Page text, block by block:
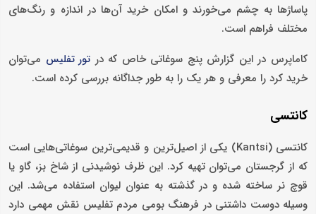
پاساژها به چشم می‌خورند و امکان خرید آن‌ها در اندازه و رنگ‌های
مختلف فراهم است.
کاماپرس در این گزارش پنج سوغاتی خاص که در تور تفلیس می‌توان
خرید کرد را معرفی و هر یک را به طور جداگانه بررسی ‌کرده است.
کانتسی
کانتسی (Kantsi) یکی از اصیل‌ترین و قدیمی‌ترین سوغاتی‌هایی است
که از گرجستان می‌توان تهیه کرد. این ظرف نوشیدنی از شاخ بز، گاو یا
قوچ نر ساخته شده و در گذشته به عنوان لیوان استفاده می‌شد. این
وسیله دوست داشتنی در فرهنگ بومی مردم تفلیس نقش مهمی دارد